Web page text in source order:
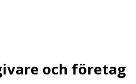
och företag